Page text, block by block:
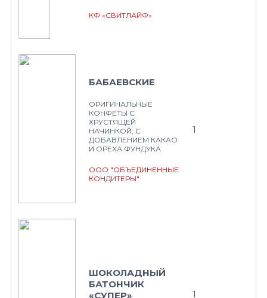
КФ «СВИТЛАЙФ»
БАБАЕВСКИЕ
ОРИГИНАЛЬНЫЕ
КОНФЕТЫ С
ХРУСТЯЩЕЙ
НАЧИНКОЙ, С
ДОБАВЛЕНИЕМ КАКАО
И ОРЕХА ФУНДУКА
ООО "ОБЪЕДИНЕННЫЕ
КОНДИТЕРЫ"
1
ШОКОЛАДНЫЙ
БАТОНЧИК
«СУПЕР»
1